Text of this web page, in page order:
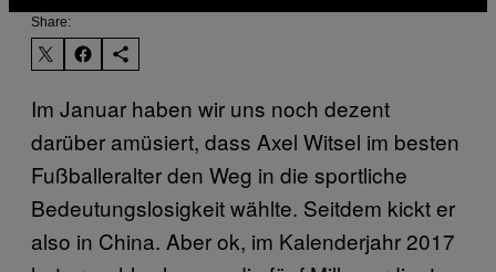
Share:
Im Januar haben wir uns noch dezent
darüber amüsiert, dass Axel Witsel im besten
Fußballeralter den Weg in die sportliche
Bedeutungslosigkeit wählte. Seitdem kickt er
also in China. Aber ok, im Kalenderjahr 2017